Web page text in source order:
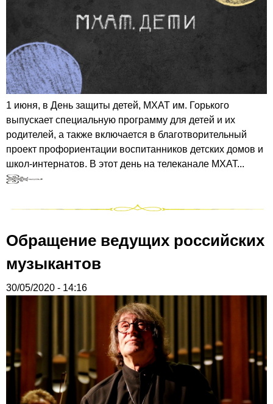
1 июня, в День защиты детей, МХАТ им. Горького
выпускает специальную программу для детей и их
родителей, а также включается в благотворительный
проект профориентации воспитанников детских домов и
школ-интернатов. В этот день на телеканале МХАТ...
Обращение ведущих российских
музыкантов
30/05/2020 - 14:16